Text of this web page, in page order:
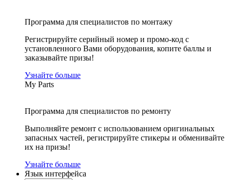
Программа для специалистов по монтажу
Регистрируйте серийный номер и промо-код с
установленного Вами оборудования, копите баллы и
заказывайте призы!
Узнайте больше
My Parts
Программа для специалистов по ремонту
Выполняйте ремонт с использованием оригинальных
запасных частей, регистрируйте стикеры и обменивайте
их на призы!
Узнайте больше
Язык интерфейса